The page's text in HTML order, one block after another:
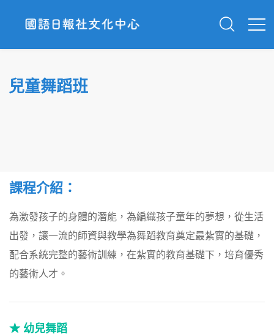
兒童舞蹈班
課程介紹：
為激發孩子的身體的潛能，為編織孩子童年的夢想，從生活
出發，讓一流的師資與教學為舞蹈教育奠定最紮實的基礎，
配合系統完整的藝術訓練，在紮實的教育基礎下，培育優秀
的藝術人才。
★ 幼兒舞蹈